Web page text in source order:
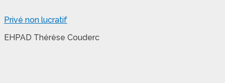
Privé non lucratif
EHPAD Thérèse Couderc